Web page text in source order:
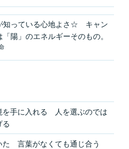
知っている心地よさ☆ キャン
「陽」のエネルギーそのもの。
を手に入れる 人を選ぶのでは
る
た 言葉がなくても通じ合う